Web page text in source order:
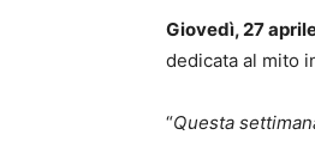
Giovedì, 27
dedicata al mito
“Questa